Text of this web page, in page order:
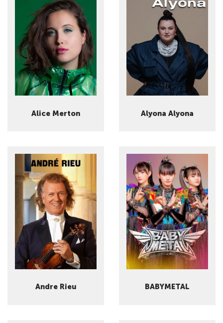
Alice Merton Alyona Alyona
Andre Rieu BABYMETAL